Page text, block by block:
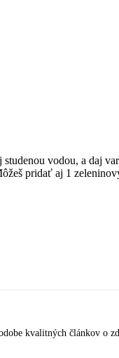
studenou vodou, a daj
pridať aj 1
kvalitných článkov o